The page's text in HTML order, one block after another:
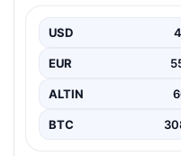
İstanbul’a iniş yaptı.
kulüp…
USD
EUR
ALTIN
BTC